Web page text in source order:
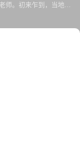
师。初来乍到，当地的
下决心要改善孩子们的
一份意料之外的礼物：